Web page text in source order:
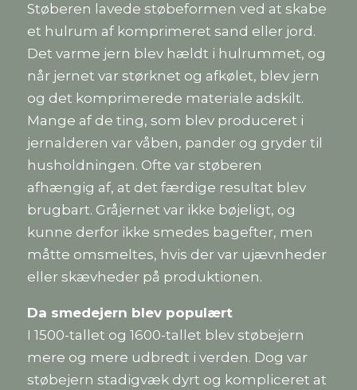
Støberen lavede støbeformen ved at skabe
et hulrum af komprimeret sand eller jord.
Det varme jern blev hældt i hulrummet, og
når jernet var størknet og afkølet, blev jern
og det komprimerede materiale adskilt.
Mange af de ting, som blev produceret i
jernalderen var våben, pander og gryder til
husholdningen. Ofte var støberen
afhængig af, at det færdige resultat blev
brugbart. Gråjernet var ikke bøjeligt, og
kunne derfor ikke smedes bagefter, men
måtte omsmeltes, hvis der var ujævnheder
eller skævheder på produktionen.
Da smedejern blev populært
I 1500-tallet og 1600-tallet blev støbejern
mere og mere udbredt i verden. Dog var
støbejern stadigvæk dyrt og kompliceret at